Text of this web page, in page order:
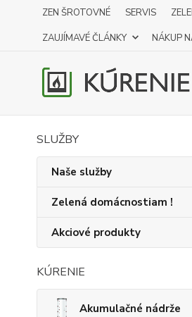
ZEN ŠROTOVNÉ SERVIS
ZAUJÍMAVÉ ČLÁNKY
NÁKUP
SLUŽBY
Naše služby
Zelená domácnostiam !
Akciové produkty
KÚRENIE
Akumulačné nádrže